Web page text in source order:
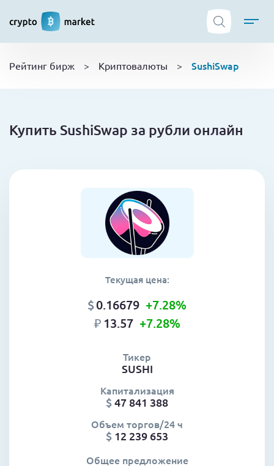
ТОП криптобирж
Криптовалюты
Кошельки
Рейтинг бирж > Криптовалюты > SushiSwap
Купить SushiSwap за рубли онлайн
Текущая цена:
$0.16679 +7.28%
₽ 13.57 +7.28%
Тикер
SUSHI
Капитализация
$47 841 388
Объем торгов/24 ч
$ 12 239 653
Общее предложение